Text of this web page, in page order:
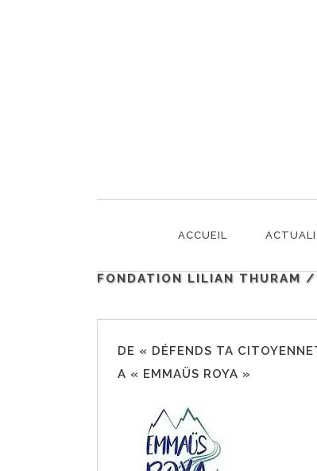
ACCUEIL
NOUS
FONDATION LILIAN THURAM /
DE « DÉFENDS TA
A « EMMAÜS ROYA »